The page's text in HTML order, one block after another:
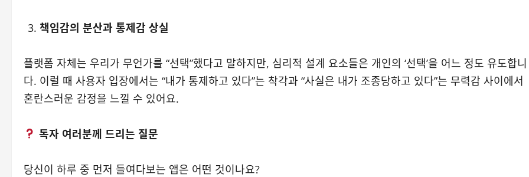
책임감의 분산과 통제감 상실
플랫폼 자체는 우리가 무언가를 “선택”했다고 말하지만, 심리적 설계 요소들은 개인의 ‘선택’을 어느 정도 유도합니
다. 이럴 때 사용자 입장에서는 “내가 통제하고 있다”는 착각과 “사실은 내가 조종당하고 있다”는 무력감 사이에서
혼란스러운 감정을 느낄 수 있어요.
독자 여러분께 드리는 질문
당신이 하루 중 먼저 들여다보는 앱은 어떤 것이나요?